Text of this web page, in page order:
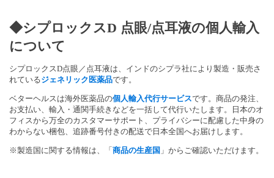
◆シプロックスD 点眼/点耳液の個人輸入
について
シプロックスD点眼／点耳液は、インドのシプラ社により製造・販売さ
れているジェネリック医薬品です。
ベターヘルスは海外医薬品の個人輸入代行サービスです。商品の発注、
お支払い、輸入・通関手続きなどを一括して代行いたします。日本のオ
フィスから万全のカスタマーサポート、プライバシーに配慮した中身の
わからない梱包、追跡番号付きの配送で日本全国へお届けします。
※製造国に関する情報は、「商品の生産国 」からご確認いただけます。